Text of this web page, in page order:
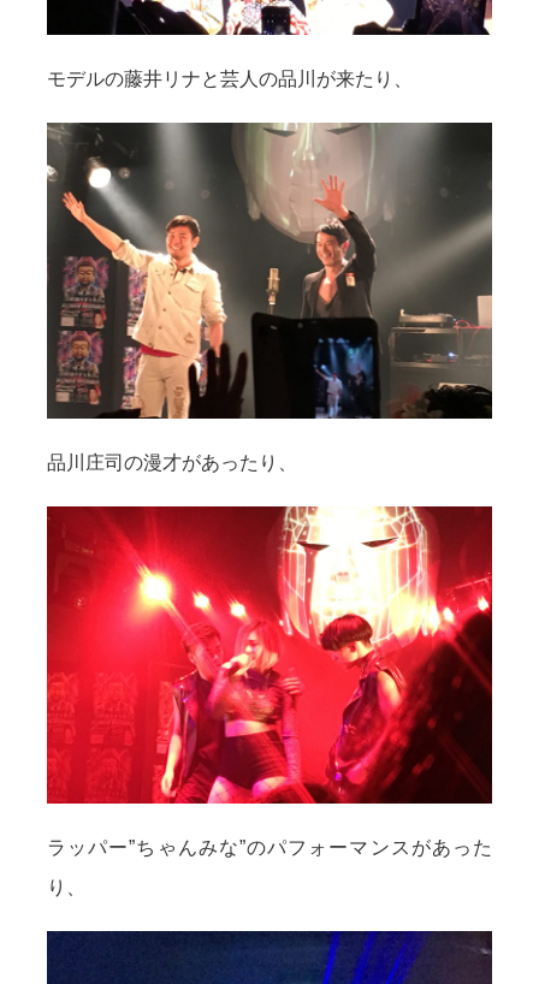
モデルの藤井リナと芸人の品川が来たり、
品川庄司の漫才があったり、
ラッパー”ちゃんみな”のパフォーマンスがあった
り、